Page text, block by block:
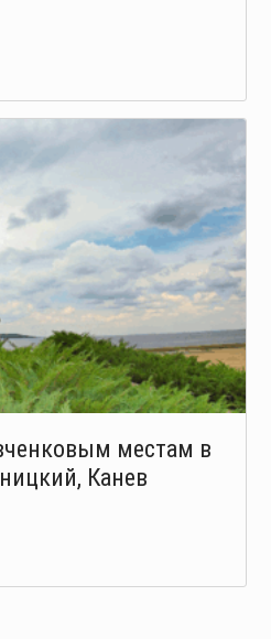
местам в
Канев